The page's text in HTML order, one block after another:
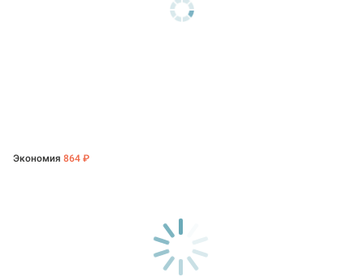
Экономия 864 ₽